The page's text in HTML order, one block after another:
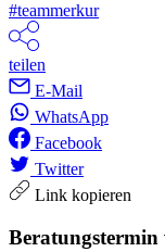
#teammerkur
teilen
E-Mail
WhatsApp
Facebook
Twitter
Link kopieren